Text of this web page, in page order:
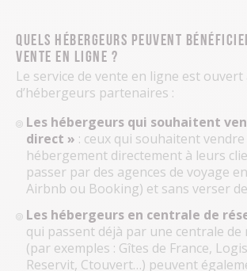
Quels hébergeurs peuvent
vente en ligne ?
Le service de vente en ligne est ouvert
d’hébergeurs partenaires :
Les hébergeurs qui souhaitent
direct » : ceux qui souhaitent
hébergement directement à leurs
passer par des agences de voyage
Airbnb ou Booking) et sans verser
Les hébergeurs en centrale de
qui passent déjà par une centrale
(par exemples : Gîtes de France,
Reservit, Ctouvert…) peuvent